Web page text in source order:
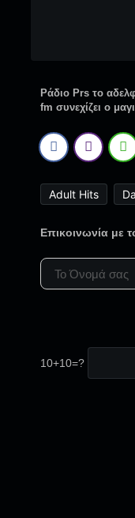
Ράδιο Prs το
fm συνεχίζει ο
Adult Hits
Επικοινωνία με
10+10=?